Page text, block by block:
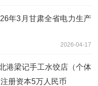
年3月甘肃全省电力生产
2026-04-17
港梁记手工水饺店（个体
册资本5万人民币